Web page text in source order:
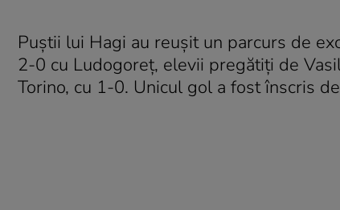
Puştii lui Hagi au reuşit un parcurs de
2-0 cu Ludogoreţ, elevii pregătiţi de
Torino, cu 1-0. Unicul gol a fost înscris